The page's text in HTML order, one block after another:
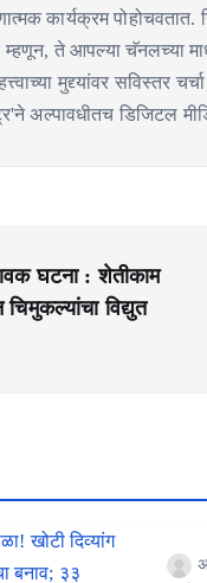
कार्यक्रम पोहोचवतात.
ते आपल्या चॅनलच्या
मुद्द्यांवर सविस्तर
अल्पावधीतच डिजिटल
घटना : शेतीकाम
विद्युत